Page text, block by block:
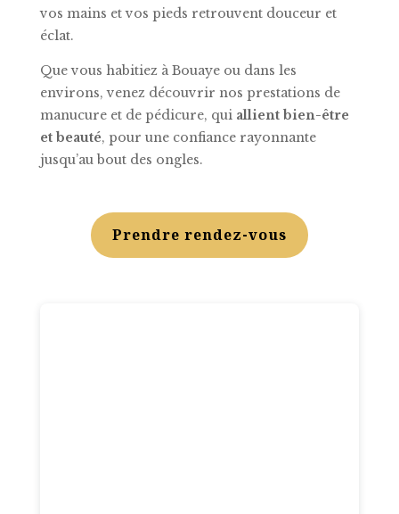
vos mains et vos pieds retrouvent douceur et
éclat.
Que vous habitiez à Bouaye ou dans les
environs, venez découvrir nos prestations de
manucure et de pédicure, qui allient bien-être
et beauté, pour une confiance rayonnante
jusqu’au bout des ongles.
Prendre rendez-vous